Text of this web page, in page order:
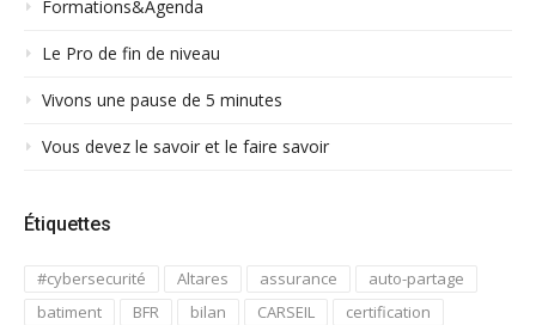
Formations&Agenda
Le Pro de fin de niveau
Vivons une pause de 5 minutes
Vous devez le savoir et le faire savoir
Étiquettes
#cybersecurité Altares assurance
auto-partage
batiment
BFR bilan CARSEIL
certification